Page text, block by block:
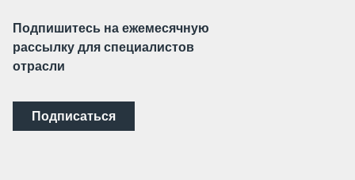
Подпишитесь на ежемесячную
рассылку для специалистов
отрасли
Подписаться